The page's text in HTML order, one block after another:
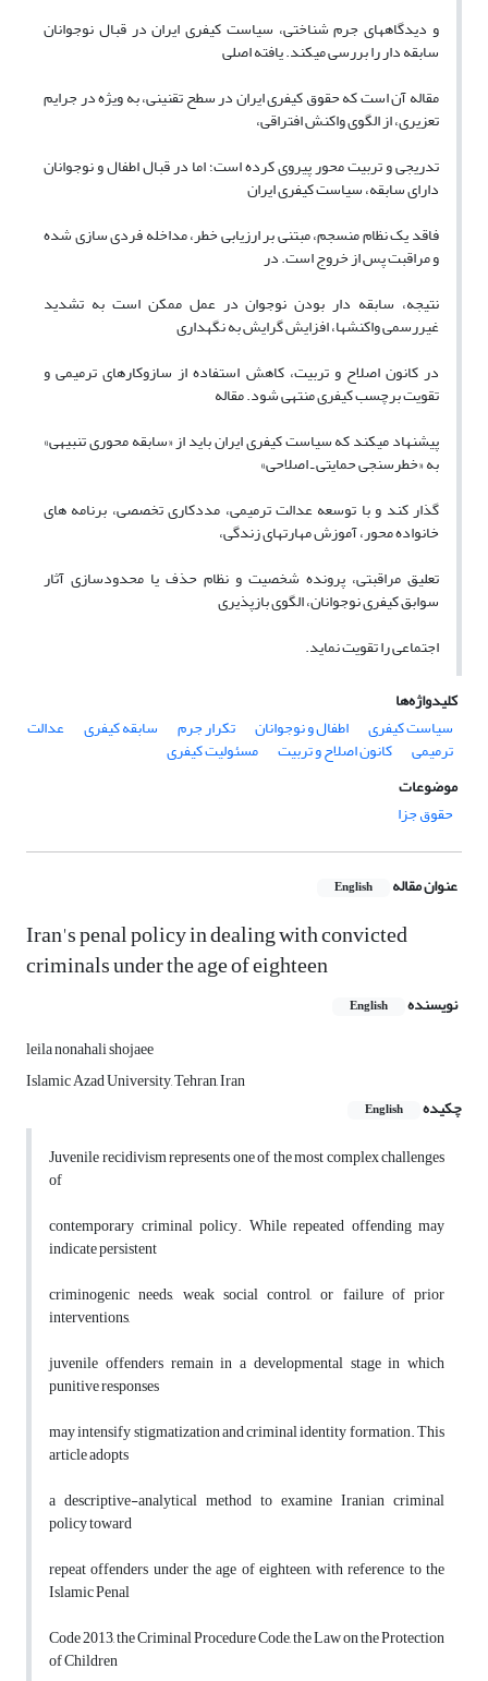
و دیدگاههای جرم شناختی، سیاست کیفری ایران در قبال نوجوانان
سابقه دار را بررسی میکند. یافته اصلی
مقاله آن است که حقوق کیفری ایران در سطح تقنینی، به ویژه در جرایم
تعزیری، از الگوی واکنش افتراقی،
تدریجی و تربیت محور پیروی کرده است؛ اما در قبال اطفال و نوجوانان
دارای سابقه، سیاست کیفری ایران
فاقد یک نظام منسجم، مبتنی بر ارزیابی خطر، مداخله فردی سازی شده
و مراقبت پس از خروج است. در
نتیجه، سابقه دار بودن نوجوان در عمل ممکن است به تشدید
غیررسمی واکنشها، افزایش گرایش به نگهداری
در کانون اصلاح و تربیت، کاهش استفاده از سازوکارهای ترمیمی و
تقویت برچسب کیفری منتهی شود. مقاله
پیشنهاد میکند که سیاست کیفری ایران باید از «سابقه محوری تنبیهی»
به «خطرسنجی حمایتی ـ اصلاحی»
گذار کند و با توسعه عدالت ترمیمی، مددکاری تخصصی، برنامه های
خانواده محور، آموزش مهارتهای زندگی،
تعلیق مراقبتی، پرونده شخصیت و نظام حذف یا محدودسازی آثار
سوابق کیفری نوجوانان، الگوی بازپذیری
اجتماعی را تقویت نماید.
کلیدواژه‌ها
سیاست کیفری
اطفال و نوجوانان تکرار جرم سابقه کیفری عدالت
ترمیمی کانون اصلاح و تربیت
مسئولیت کیفری
موضوعات
حقوق جزا
عنوان مقاله English
Iran's penal policy in dealing with convicted
criminals under the age of eighteen
نویسنده English
leila nonahali shojaee
Islamic Azad University, Tehran, Iran
چکیده
English
Juvenile recidivism represents one of the most complex challenges
of
contemporary criminal policy. While repeated offending may
indicate persistent
criminogenic needs, weak social control, or failure of prior
interventions,
juvenile offenders remain in a developmental stage in which
punitive responses
may intensify stigmatization and criminal identity formation. This
article adopts
a descriptive-analytical method to examine Iranian criminal
policy toward
repeat offenders under the age of eighteen, with reference to the
Islamic Penal
Code 2013, the Criminal Procedure Code, the Law on the Protection
of Children